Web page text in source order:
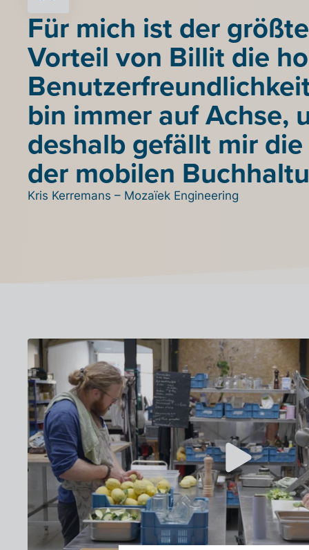
Für mich ist der größte
Vorteil von Billit die
bin immer auf Achse,
deshalb gefällt mir
der mobilen
Kris Kerremans – Mozaïek Engineering